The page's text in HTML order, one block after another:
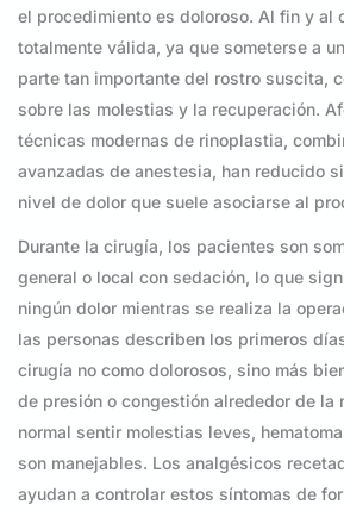
el procedimiento es doloroso. Al fin y al
totalmente válida, ya que someterse a
parte tan importante del rostro suscita,
sobre las molestias y la recuperación.
técnicas modernas de rinoplastia,
avanzadas de anestesia, han reducido
nivel de dolor que suele asociarse al
Durante la cirugía, los pacientes son
general o local con sedación, lo que
ningún dolor mientras se realiza la
las personas describen los primeros
cirugía no como dolorosos, sino más
de presión o congestión alrededor de la
normal sentir molestias leves,
son manejables. Los analgésicos
ayudan a controlar estos síntomas de